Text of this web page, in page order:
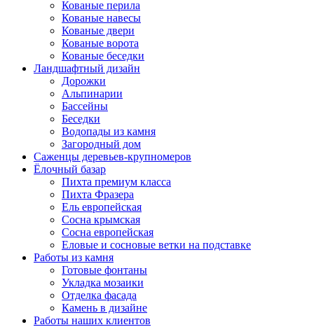
Кованые перила
Кованые навесы
Кованые двери
Кованые ворота
Кованые беседки
Ландшафтный дизайн
Дорожки
Альпинарии
Бассейны
Беседки
Водопады из камня
Загородный дом
Саженцы деревьев-крупномеров
Ёлочный базар
Пихта премиум класса
Пихта Фразера
Ель европейская
Сосна крымская
Сосна европейская
Еловые и сосновые ветки на подставке
Работы из камня
Готовые фонтаны
Укладка мозаики
Отделка фасада
Камень в дизайне
Работы наших клиентов